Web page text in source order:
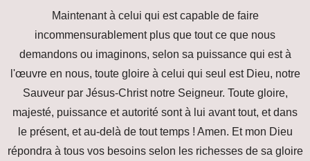
Maintenant à celui qui est capable de faire
incommensurablement plus que tout ce que nous
demandons ou imaginons, selon sa puissance qui est à
l'œuvre en nous, toute gloire à celui qui seul est Dieu, notre
Sauveur par Jésus-Christ notre Seigneur. Toute gloire,
majesté, puissance et autorité sont à lui avant tout, et dans
le présent, et au-delà de tout temps ! Amen. Et mon Dieu
répondra à tous vos besoins selon les richesses de sa gloire